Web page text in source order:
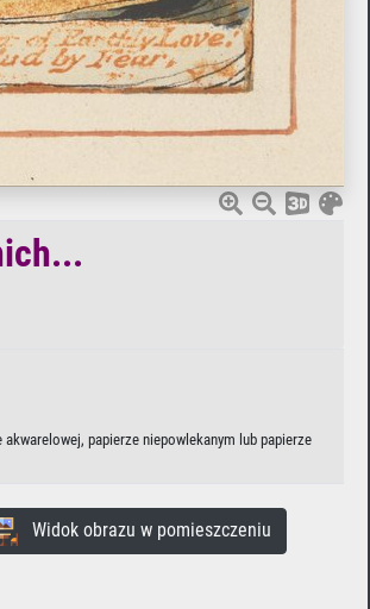
papierze niepowlekanym lub papierze
Widok obrazu w pomieszczeniu